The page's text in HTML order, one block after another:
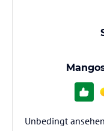
Unbedingt